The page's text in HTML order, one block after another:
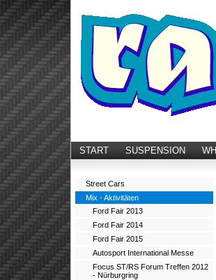
START SUSPENSION
Street Cars
Mix - Aktivitäten
Ford Fair 2013
Ford Fair 2014
Ford Fair 2015
Autosport International Messe
Focus ST/RS Forum Treffen 2012
- Nürburgring